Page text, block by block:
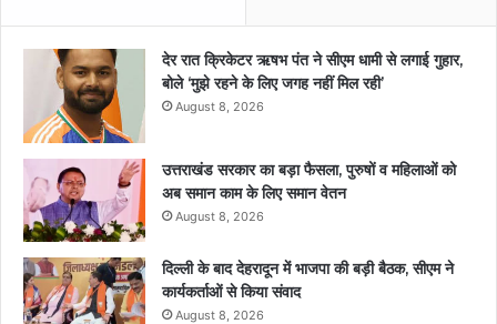
देर रात क्रिकेटर ऋषभ पंत ने सीएम धामी से लगाई गुहार,
बोले ‘मुझे रहने के लिए जगह नहीं मिल रही’
August 8, 2026
उत्तराखंड सरकार का बड़ा फैसला, पुरुषों व महिलाओं को
अब समान काम के लिए समान वेतन
August 8, 2026
दिल्ली के बाद देहरादून में भाजपा की बड़ी बैठक, सीएम ने
कार्यकर्ताओं से किया संवाद
August 8, 2026